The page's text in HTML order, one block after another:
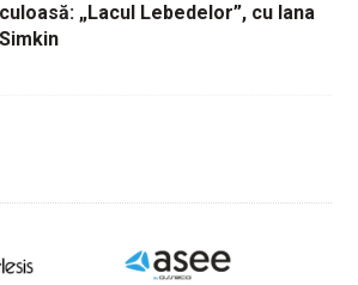
„Lacul Lebedelor”, cu Iana